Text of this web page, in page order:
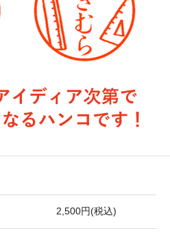
2,500円(税込)